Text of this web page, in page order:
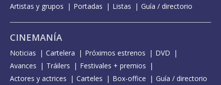
Artistas y grupos
Portadas Listas Guía / directorio
CINEMANÍA
Noticias Cartelera Próximos estrenos
DVD
Avances
Tráilers
Festivales + premios
Actores y actrices
Carteles Box-office Guía / directorio